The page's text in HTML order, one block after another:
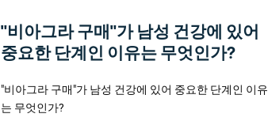
"비아그라 구매"가 남성 건강에 있어
중요한 단계인 이유는 무엇인가?
"비아그라 구매"가 남성 건강에 있어 중요한 단계인 이유
는 무엇인가?